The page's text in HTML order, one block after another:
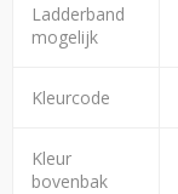
Ladderband
mogelijk
Kleurcode
Kleur
bovenbak